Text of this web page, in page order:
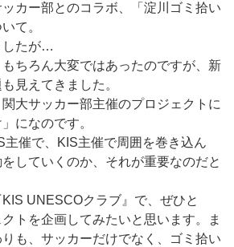
カー部とのコラボ、「淀川ゴミ拾い
て。
したが…
ちろん大変ではあったのですが、新
見えてきました。
大サッカー部主催のプロジェクトに
になのです。
主催で、KIS主催で周囲を巻き込ん
していくのか、それが重要なのだと
UNESCOクラブ』で、ぜひと
トを企画してみたいと思います。ま
も、サッカーだけでなく、ゴミ拾い